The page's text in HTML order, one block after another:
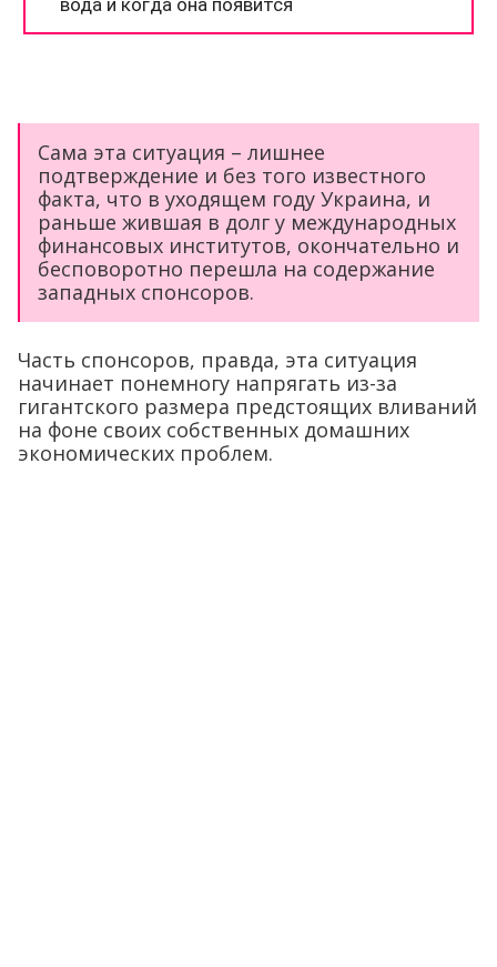
Сама эта ситуация – лишнее
подтверждение и без того известного
факта, что в уходящем году Украина, и
раньше жившая в долг у международных
финансовых институтов, окончательно и
бесповоротно перешла на содержание
западных спонсоров.
Часть спонсоров, правда, эта ситуация
начинает понемногу напрягать из-за
гигантского размера предстоящих вливаний
на фоне своих собственных домашних
экономических проблем.